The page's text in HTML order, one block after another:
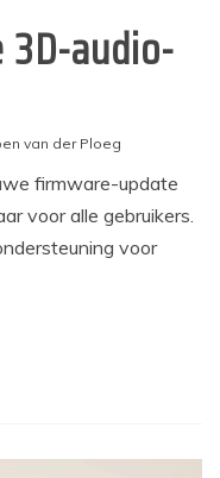
audio-
van der Ploeg
firmware-update
voor alle gebruikers.
voor